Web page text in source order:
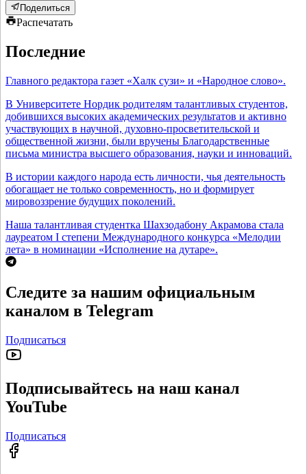
Поделиться
Распечатать
Последние
Главного редактора газет «Халк сузи» и «Народное слово».
В Университете Нордик родителям талантливых студентов,
добившихся высоких академических результатов и активно
участвующих в научной, духовно-просветительской и
общественной жизни, были вручены Благодарственные
письма министра высшего образования, науки и инноваций.
В истории каждого народа есть личности, чья деятельность
обогащает не только современность, но и формирует
мировоззрение будущих поколений.
Наша талантливая студентка Шахзодабону Акрамова стала
лауреатом I степени Международного конкурса «Мелодии
лета» в номинации «Исполнение на дутаре».
Следите за нашим официальным
каналом в Telegram
Подписаться
Подписывайтесь на наш канал
YouTube
Подписаться